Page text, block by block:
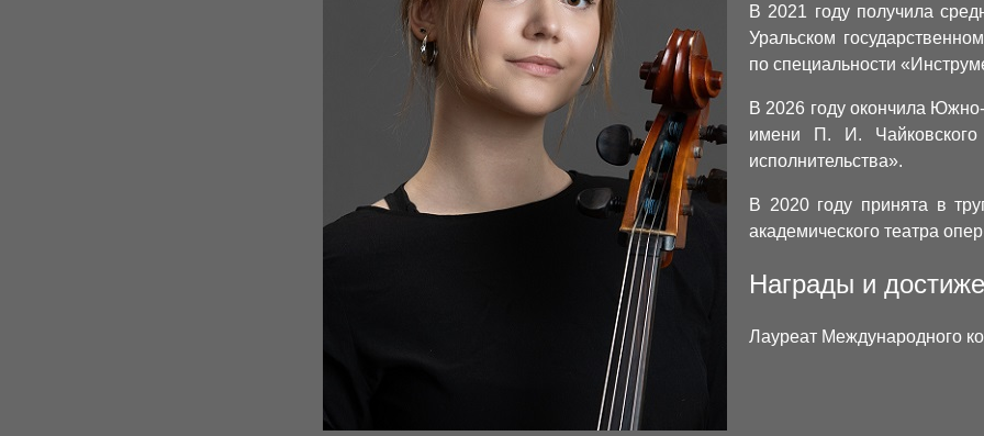
В 2021 году получила
Уральском
по специальности
В 2026 году окончила Южно-
имени П. И. Чайковского
исполнительства».
В 2020 году принята в
академического театра
Награды и
Лауреат Международного